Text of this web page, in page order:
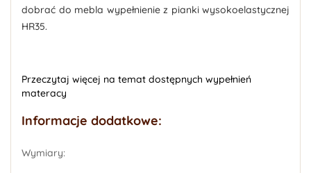
dobrać do mebla wypełnienie z pianki wysokoelastycznej
HR35.
Przeczytaj więcej na temat dostępnych wypełnień
materacy
Informacje dodatkowe:
Wymiary: